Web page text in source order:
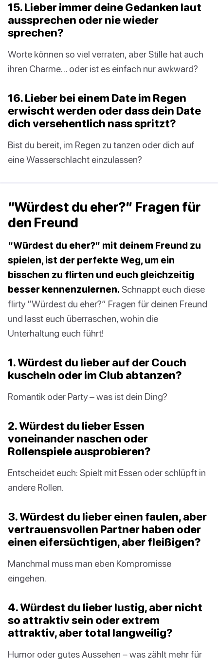
15. Lieber immer deine Gedanken laut
aussprechen oder nie wieder
sprechen?
Worte können so viel verraten, aber Stille hat auch
ihren Charme… oder ist es einfach nur awkward?
16. Lieber bei einem Date im Regen
erwischt werden oder dass dein Date
dich versehentlich nass spritzt?
Bist du bereit, im Regen zu tanzen oder dich auf
eine Wasserschlacht einzulassen?
“Würdest du eher?” Fragen für
den Freund
“Würdest du eher?” mit deinem Freund zu
spielen, ist der perfekte Weg, um ein
bisschen zu flirten und euch gleichzeitig
besser kennenzulernen. Schnappt euch diese
flirty “Würdest du eher?” Fragen für deinen Freund
und lasst euch überraschen, wohin die
Unterhaltung euch führt!
1. Würdest du lieber auf der Couch
kuscheln oder im Club abtanzen?
Romantik oder Party – was ist dein Ding?
2. Würdest du lieber Essen
voneinander naschen oder
Rollenspiele ausprobieren?
Entscheidet euch: Spielt mit Essen oder schlüpft in
andere Rollen.
3. Würdest du lieber einen faulen, aber
vertrauensvollen Partner haben oder
einen eifersüchtigen, aber fleißigen?
Manchmal muss man eben Kompromisse
eingehen.
4. Würdest du lieber lustig, aber nicht
so attraktiv sein oder extrem
attraktiv, aber total langweilig?
Humor oder gutes Aussehen – was zählt mehr für